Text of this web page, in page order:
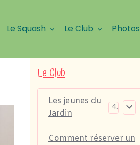
Le Squash Le Club Photos
Le Club
Les jeunes du
Jardin
4
Comment réserver un